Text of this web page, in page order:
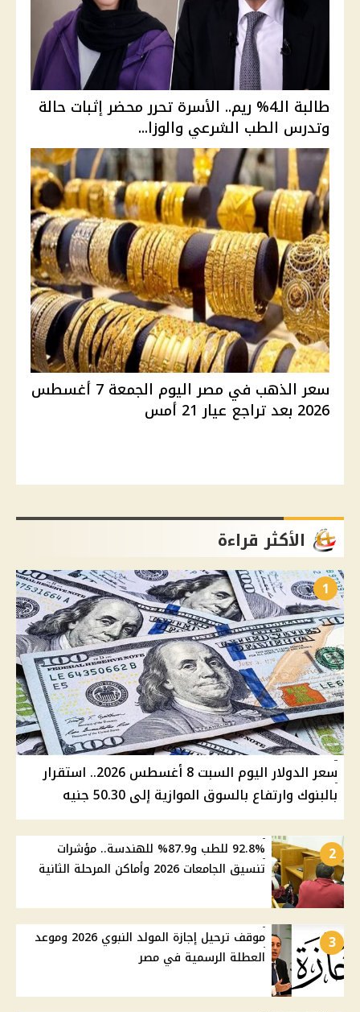
طالبة الـ4% ريم.. الأسرة تحرر محضر إثبات حالة
وتدرس الطب الشرعي والوزا...
سعر الذهب في مصر اليوم الجمعة 7 أغسطس
2026 بعد تراجع عيار 21 أمس
الأكثر قراءة
1
سعر الدولار اليوم السبت 8 أغسطس 2026.. استقرار
بالبنوك وارتفاع بالسوق الموازية إلى 50.30 جنيه
2
92.8% للطب و87.9% للهندسة.. مؤشرات
تنسيق الجامعات 2026 وأماكن المرحلة الثانية
3
موقف ترحيل إجازة المولد النبوي 2026 وموعد
العطلة الرسمية في مصر